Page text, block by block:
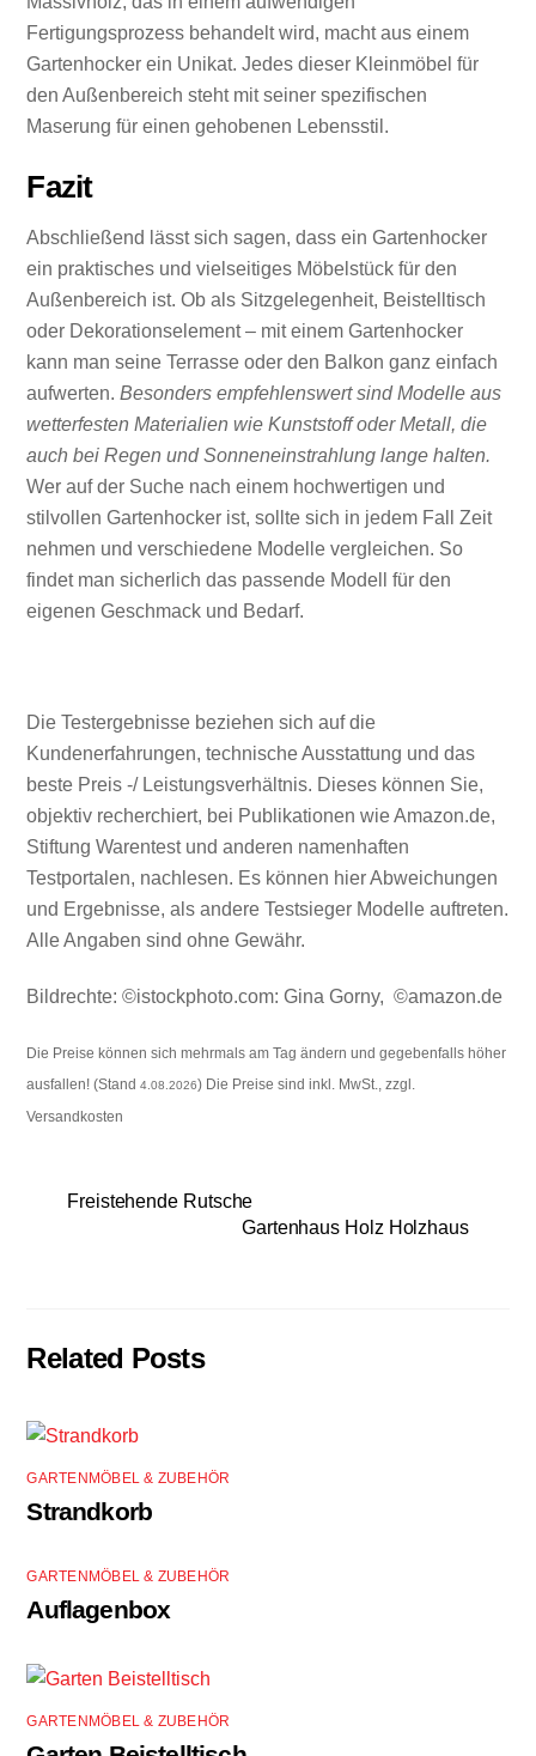
Fertigungsprozess behandelt wird, macht aus einem
Gartenhocker ein Unikat. Jedes dieser Kleinmöbel für
den Außenbereich steht mit seiner spezifischen
Maserung für einen gehobenen Lebensstil.
Fazit
Abschließend lässt sich sagen, dass ein Gartenhocker
ein praktisches und vielseitiges Möbelstück für den
Außenbereich ist. Ob als Sitzgelegenheit, Beistelltisch
oder Dekorationselement – mit einem Gartenhocker
kann man seine Terrasse oder den Balkon ganz einfach
aufwerten.Besonders empfehlenswert sind Modelle aus
wetterfesten Materialien wie Kunststoff oder Metall, die
auch bei Regen und Sonneneinstrahlung lange halten.
Wer auf der Suche nach einem hochwertigen und
stilvollen Gartenhocker ist, sollte sich in jedem Fall Zeit
nehmen und verschiedene Modelle vergleichen. So
findet man sicherlich das passende Modell für den
eigenen Geschmack und Bedarf.
Die Testergebnisse beziehen sich auf die
Kundenerfahrungen, technische Ausstattung und das
beste Preis -/ Leistungsverhältnis. Dieses können Sie,
objektiv recherchiert, bei Publikationen wie Amazon.de,
Stiftung Warentest und anderen namenhaften
Testportalen, nachlesen. Es können hier Abweichungen
und Ergebnisse, als andere Testsieger Modelle auftreten.
Alle Angaben sind ohne Gewähr.
Bildrechte: ©istockphoto.com:Gina Gorny, ©amazon.de
Die Preise können sich mehrmals am Tag ändern und gegebenfalls höher
ausfallen! (Stand4.08.2026) Die Preise sind inkl. MwSt., zzgl.
Versandkosten
Freistehende Rutsche
Gartenhaus Holz Holzhaus
Related Posts
GARTENMÖBEL & ZUBEHÖR
Strandkorb
GARTENMÖBEL & ZUBEHÖR
Auflagenbox
GARTENMÖBEL & ZUBEHÖR